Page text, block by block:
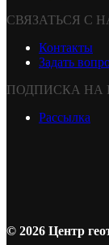
СВЯЗАТЬСЯ С
Контакты
Задать
ПОДПИСКА НА
Рассылка
© 2026 Центр